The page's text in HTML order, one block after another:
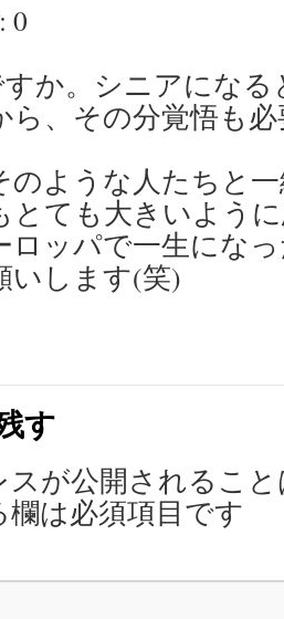
0
か。シニアにな
ら、その分覚悟も
のような人たちと
とても大きいよう
ロッパで一生にな
いします(笑)
す
スが公開されるこ
は必須項目です